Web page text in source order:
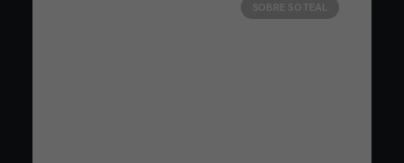
SOBRE SOTEAL